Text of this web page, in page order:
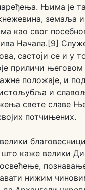
Њима је
земаља и
као свог
Начала.[9]
састоји се и
приличи
положаје, и
и
свете славе
потчињених.
каже велики
нижим